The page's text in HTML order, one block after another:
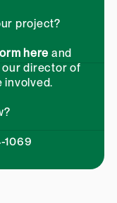
project?
here and
our director of
1069